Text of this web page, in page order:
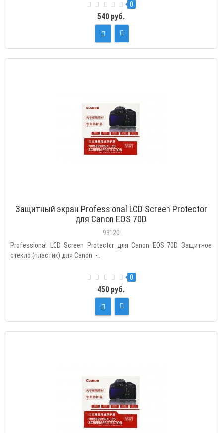
0
540 руб.
Защитный экран Professional LCD Screen Protector
для Canon EOS 70D
93120
Professional LCD Screen Protector для Canon EOS 70D Защитное
стекло (пластик) для Canon -..
0
450 руб.